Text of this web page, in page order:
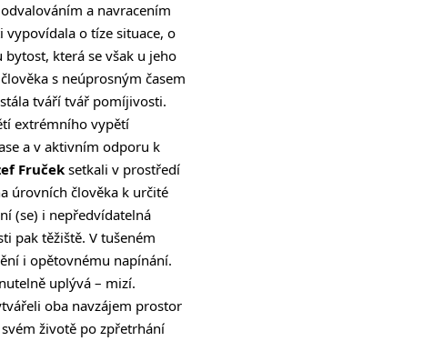
a navracením
vypovídala o tíze situace, o
která se však u jeho
s neúprosným časem
tváří tvář pomíjivosti.
extrémního vypětí
a v aktivním odporu k
Fručeksetkali v prostředí
úrovních člověka k určité
(se) i nepředvídatelná
pak těžiště. V tušeném
i opětovnému napínání.
uplývá – mizí.
oba navzájem prostor
životě po zpřetrhání